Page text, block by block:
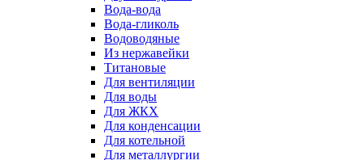
Вода-вода
Вода-гликоль
Водоводяные
Из нержавейки
Титановые
Для вентиляции
Для воды
Для ЖКХ
Для конденсации
Для котельной
Для металлургии